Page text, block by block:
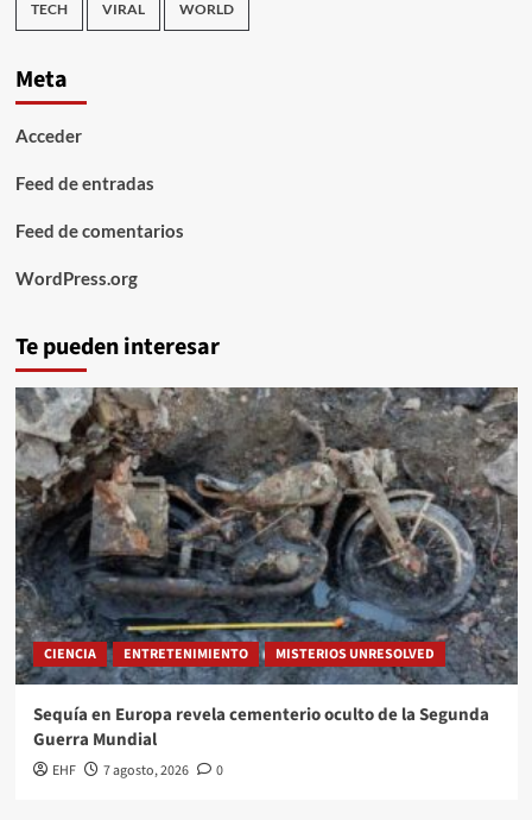
TECH VIRAL WORLD
Meta
Acceder
Feed de entradas
Feed de comentarios
WordPress.org
Te pueden interesar
CIENCIA ENTRETENIMIENTO MISTERIOS UNRESOLVED
Sequía en Europa revela cementerio oculto de la Segunda
Guerra Mundial
EHF 7 agosto, 2026 0